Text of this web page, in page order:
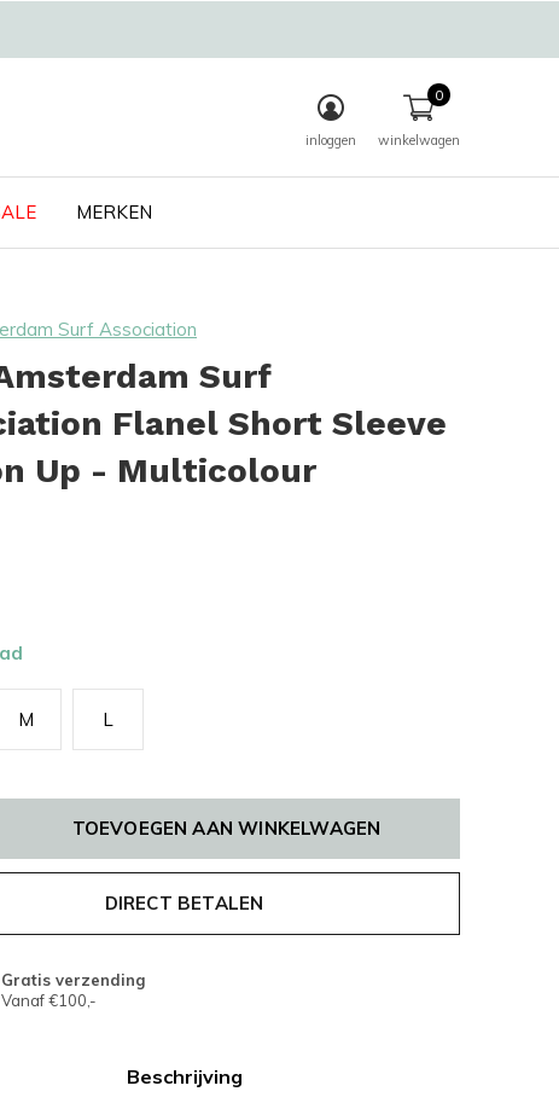
MERKEN
inloggen winkelwagen
0
Surf Association
Surf
Flanel Short Sleeve
Up - Multicolour
M L
TOEVOEGEN AAN WINKELWAGEN
DIRECT BETALEN
Gratis verzending
Vanaf €100,-
Beschrijving